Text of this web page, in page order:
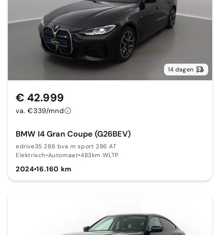
14 dagen
BMW I4 Gran Coupe (G26BEV)
edrive35 286 bva m sport 286 AT
Elektrisch•Automaat•483km WLTP
2024•16.160 km
€ 42.999
va. €339/mnd